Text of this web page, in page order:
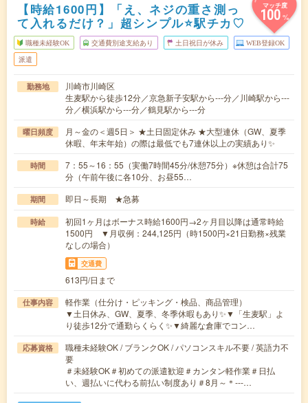
マッチ度
100%
【時給1600円】「え、ネジの重さ測っ
て入れるだけ？」超シンプル⭐駅チカ♡
職種未経験OK 交通費別途支給あり 土日祝日が休み WEB登録OK
派遣
勤務地
川崎市川崎区
生麦駅から徒歩12分／京急新子安駅から---分／川崎駅から---
分／横浜駅から---分／鶴見駅から---分
曜日頻度
月～金の＜週5日＞ ★土日固定休み ★大型連休（GW、夏季
休暇、年末年始）の際は最低でも7連休以上の実績あり✨
時間
7：55～16：55（実働7時間45分/休憩75分）※休憩は合計75
分（午前午後に各10分、お昼55…
期間 即日～長期 ★急募
時給
初回1ヶ月はボーナス時給1600円→2ヶ月目以降は通常時給
1500円 ▼月収例：244,125円（時1500円×21日勤務×残業
なしの場合）
交通費
613円/日まで
仕事内容
軽作業（仕分け・ピッキング・検品、商品管理）
▼土日休み、GW、夏季、冬季休暇もあり✨▼「生麦駅」よ
り徒歩12分で通勤らくらく✨▼綺麗な倉庫でコン…
応募資格
職種未経験OK / ブランクOK / パソコンスキル不要 / 英語力不
要
＃未経験OK＃初めての派遣歓迎＃カンタン軽作業＃日払
い、週払いに代わる前払い制度あり＃8月～＊‐‐‐…